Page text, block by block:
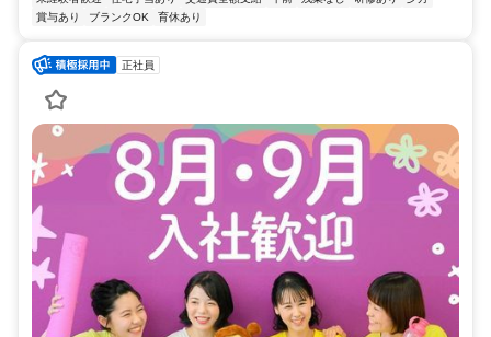
賞与あり
ブランクOK 育休あり
正社員